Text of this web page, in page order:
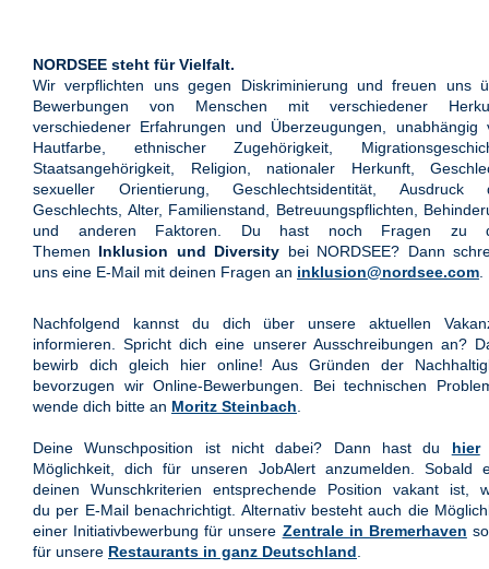
NORDSEE steht für Vielfalt.
Wir verpflichten uns gegen Diskriminierung und freuen uns
Bewerbungen von Menschen mit verschiedener
verschiedener Erfahrungen und Überzeugungen, unabhängig
Hautfarbe, ethnischer Zugehörigkeit,
Staatsangehörigkeit, Religion, nationaler Herkunft,
sexueller Orientierung, Geschlechtsidentität, Ausdruck
Geschlechts, Alter, Familienstand, Betreuungspflichten,
und anderen Faktoren. Du hast noch Fragen zu
Themen Inklusion und Diversity bei NORDSEE? Dann
uns eine E-Mail mit deinen Fragen an inklusion@nordsee.com
Nachfolgend kannst du dich über unsere aktuellen
informieren. Spricht dich eine unserer Ausschreibungen an?
bewirb dich gleich hier online! Aus Gründen der
bevorzugen wir Online-Bewerbungen. Bei technischen
wende dich bitte an Moritz Steinbach
Deine Wunschposition ist nicht dabei? Dann hast du hier
Möglichkeit, dich für unseren JobAlert anzumelden. Sobald
deinen Wunschkriterien entsprechende Position vakant ist,
du per E-Mail benachrichtigt. Alternativ besteht auch die
einer Initiativbewerbung für unsere Zentrale in Bremerhaven
für unsere Restaurants in ganz Deutschland